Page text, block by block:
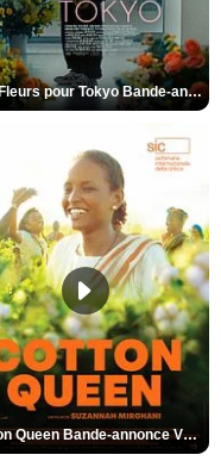
Des Fleurs pour Tokyo Bande-annonce VO STFR
Cotton Queen Bande-annonce VO STFR